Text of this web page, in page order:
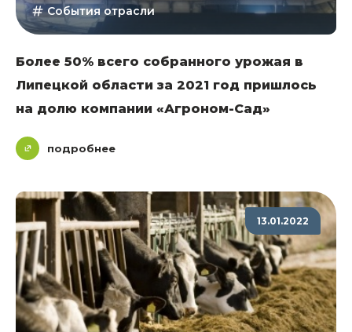
События отрасли
Более 50% всего собранного урожая в
Липецкой области за 2021 год пришлось
на долю компании «Агроном-Сад»
подробнее
13.01.2022